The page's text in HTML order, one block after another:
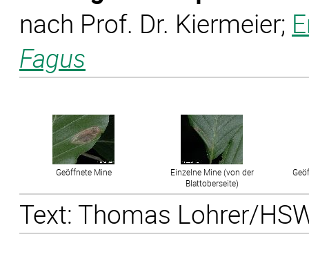
nach Prof. Dr. Kiermeier;
Fagus
Geöffnete Mine
Einzelne Mine (von der
Blattoberseite)
Text: Thomas Lohrer/